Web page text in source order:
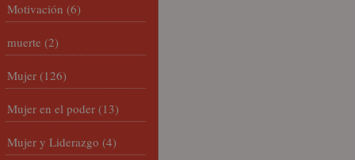
Motivación (6)
muerte (2)
Mujer (126)
Mujer en el poder (13)
Mujer y Liderazgo (4)